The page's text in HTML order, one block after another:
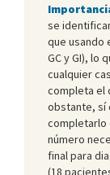
se
que usando
GC y GI), lo
cualquier
completa el
obstante, sí
completarlo
número
final para
(18